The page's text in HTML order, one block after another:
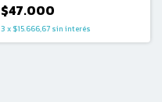
$47.000
3 x $15.666,67 sin interés